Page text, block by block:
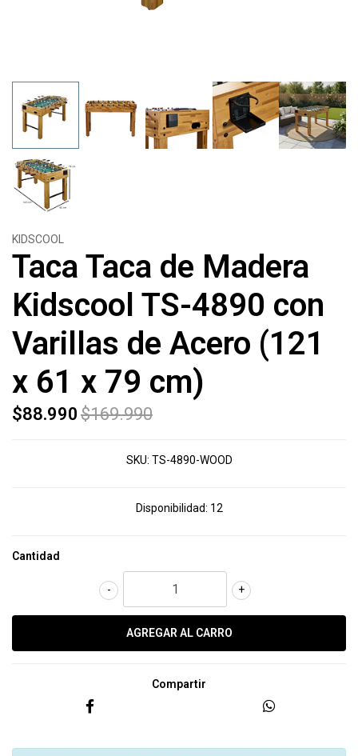
KIDSCOOL
Taca Taca de Madera
Kidscool TS-4890 con
Varillas de Acero (121
x 61 x 79 cm)
$88.990 $169.990
SKU: TS-4890-WOOD
Disponibilidad: 12
Cantidad
+
-
Compartir